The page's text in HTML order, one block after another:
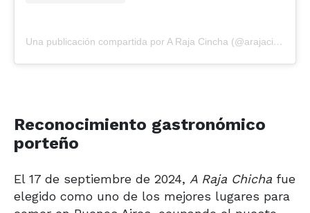
Una publicación compartida por A Raja Cincha (@arajacincha)
Reconocimiento gastronómico
porteño
El 17 de septiembre de 2024, A Raja Chicha fue
elegido como uno de los mejores lugares para